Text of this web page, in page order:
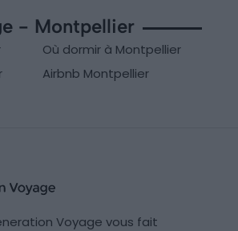
- Montpellier
Où dormir à Montpellier
Airbnb Montpellier
Voyage vous fait